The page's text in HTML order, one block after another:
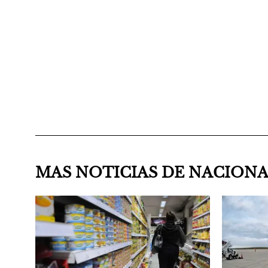
MAS NOTICIAS DE